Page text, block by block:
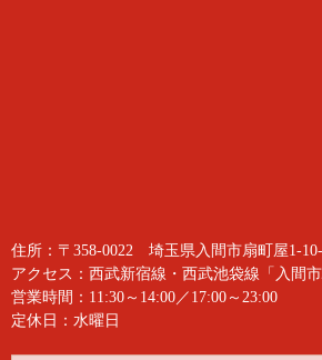
住所：〒358-0022 埼玉県入間市扇町屋1-
アクセス：西武新宿線・西武池袋線「入間
営業時間：11:30～14:00／17:00～23:00
定休日：水曜日